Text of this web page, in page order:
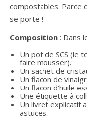
compostables. Parce
se porte !
Composition : Dans
Un pot de SCS (le
faire mousser).
Un sachet de
Un flacon de
Un flacon d’huile
Une étiquette à
Un livret explicatif
astuces.